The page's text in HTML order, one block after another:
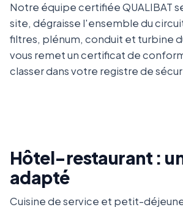
Notre équipe certifiée QUALIBAT
site, dégraisse l'ensemble du
filtres, plénum, conduit et turbine
vous remet un certificat de
classer dans votre registre de
Hôtel-restaurant :
adapté
Cuisine de service et petit-